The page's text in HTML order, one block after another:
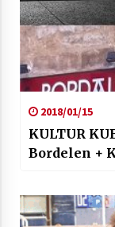
2018/01/15
KULTUR
Bordelen +